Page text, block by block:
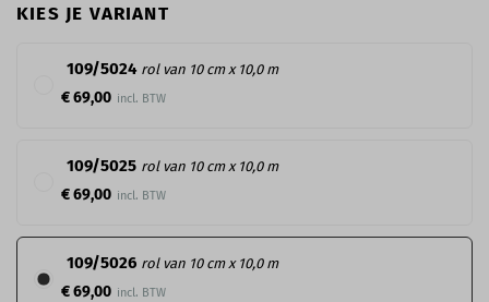
KIES JE VARIANT
109/5024 rol van 10 cm x 10,0 m
€ 69,00
109/5025 rol van 10 cm x 10,0 m
€ 69,00
109/5026 rol van 10 cm x 10,0 m
€ 69,00